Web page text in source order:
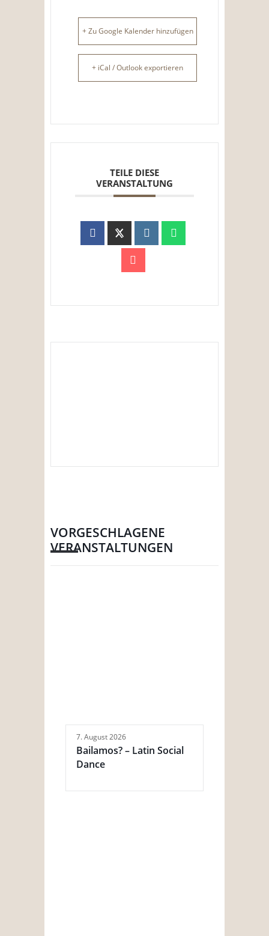
+ Zu Google Kalender hinzufügen
+ iCal / Outlook exportieren
TEILE DIESE
VERANSTALTUNG
VORGESCHLAGENE
VERANSTALTUNGEN
7. August 2026
Bailamos? – Latin Social
Dance